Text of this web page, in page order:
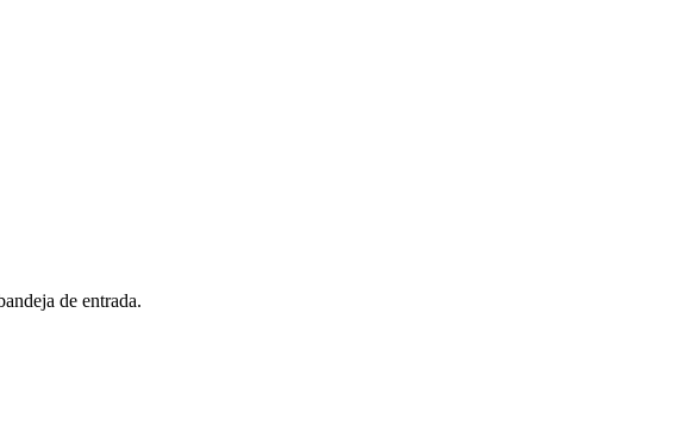
de entrada.